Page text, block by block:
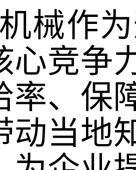
械作
心竞争
率、保
动当地